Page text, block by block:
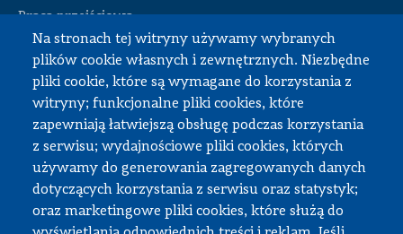
Na stronach tej witryny używamy wybranych
plików cookie własnych i zewnętrznych. Niezbędne
pliki cookie, które są wymagane do korzystania z
witryny; funkcjonalne pliki cookies, które
zapewniają łatwiejszą obsługę podczas korzystania
z serwisu; wydajnościowe pliki cookies, których
używamy do generowania zagregowanych danych
dotyczących korzystania z serwisu oraz statystyk;
oraz marketingowe pliki cookies, które służą do
Praca przejściowa
Praca dyplomowa
Praktyki studenckie
Dokumenty do pobrania
Strefa pracownika